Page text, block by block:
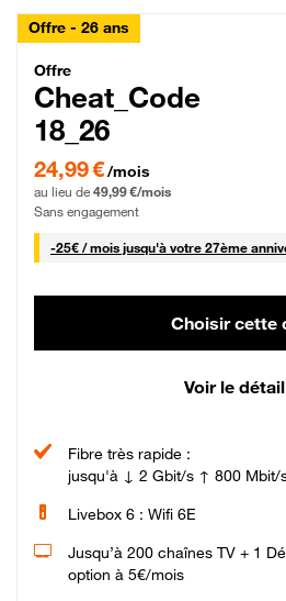
Offre - 26 ans
Cheat_Code
Offre
Cheat_Code
18_26
24,99 € par mois pendant 0 mois puis
24,99 €/mois
au lieu de 49,99 €/mois
Sans engagement
-25€ / mois25 € par mois
jusqu'à votre 27ème
Choisir cette
Voir le détail
Fibre très rapide :
jusqu'à ↓ 2 Gbit/s ↑ 800 Mbit/
Livebox 6 : Wifi 6E
Jusqu’à 200 chaînes TV + 1
option à 5€/mois